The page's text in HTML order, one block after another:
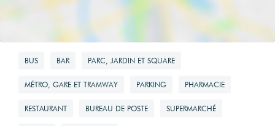
BUS BAR PARC, JARDIN ET SQUARE
MÉTRO, GARE ET TRAMWAY PARKING PHARMACIE
RESTAURANT BUREAU DE POSTE SUPERMARCHÉ